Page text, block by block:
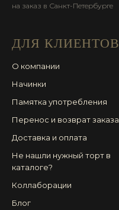
на заказ в Санкт-Петербурге
ДЛЯ КЛИЕНТОВ
О компании
Начинки
Памятка употребления
Перенос и возврат заказа
Доставка и оплата
Не нашли нужный торт в
каталоге?
Коллаборации
Блог